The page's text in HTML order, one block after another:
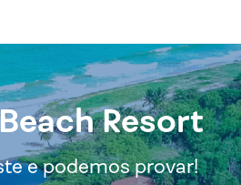
Resort
e podemos provar!